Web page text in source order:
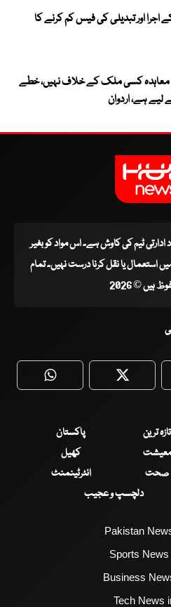
اور تبدیلی کی فیس کم کرنے کا
کسی ملک کے خلاف نہیں، خطے
لیے ہے، اردوان
ادارتی ٹیم کی کاوش ہے۔ اس مواد کو بغیر
یا نقل کرنا درست نہیں۔ تمام
ہیں © 2026
WhatsApp Twitter
تازہ ترین
پاکستان
معیشت
کھیل
صحت
انٹرٹینمنٹ
دلچسپ و عجیب
Pakistan
Sports
Business
Tech News